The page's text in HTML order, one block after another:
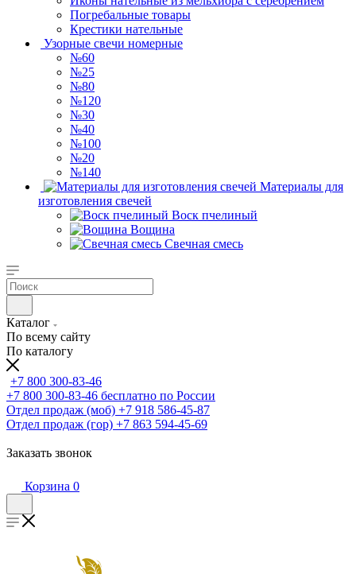
Погребальные товары
Крестики нательные
Узорные свечи номерные
№60
№25
№80
№120
№30
№40
№100
№20
№140
Материалы для
изготовления свечей
Воск пчелиный
Вощина
Свечная смесь
Каталог
По всему сайту
По каталогу
+7 800 300-83-46
+7 800 300-83-46 бесплатно по России
Отдел продаж (моб) +7 918 586-45-87
Отдел продаж (гор) +7 863 594-45-69
Заказать звонок
Корзина 0